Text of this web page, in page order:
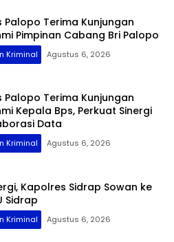
Palopo Terima Kunjungan
Pimpinan Cabang Bri Palopo
Kriminal Agustus 6, 2026
Palopo Terima Kunjungan
Kepala Bps, Perkuat Sinergi
Data
Kriminal Agustus 6, 2026
Kapolres Sidrap Sowan ke
Sidrap
Kriminal Agustus 6, 2026